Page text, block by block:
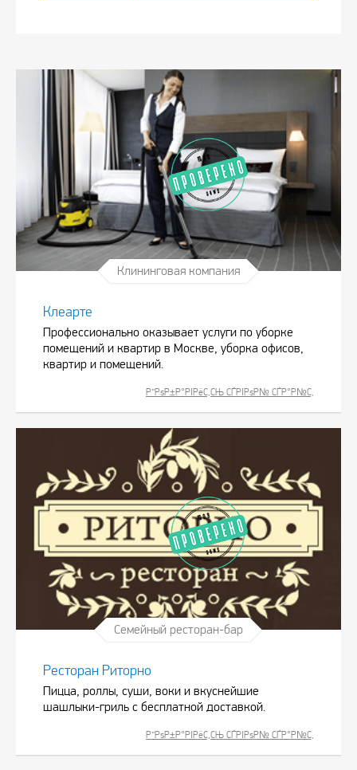
Клининговая компания
Клеарте
Профессионально оказывает услуги по уборке
помещений и квартир в Москве, уборка офисов,
квартир и помещений.
Р”РѕР±Р°РІРёС‚СЊ СЃРІРѕР№ СЃР°Р№С‚
Семейный ресторан-бар
Ресторан Риторно
Пицца, роллы, суши, воки и вкуснейшие
шашлыки-гриль с бесплатной доставкой.
Р”РѕР±Р°РІРёС‚СЊ СЃРІРѕР№ СЃР°Р№С‚